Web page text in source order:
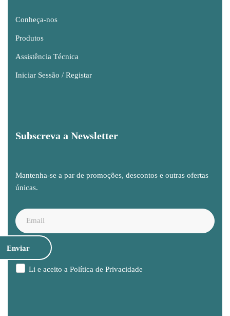
Conheça-nos
Produtos
Assistência Técnica
Iniciar Sessão / Registar
Subscreva a Newsletter
Mantenha-se a par de promoções, descontos e outras ofertas
únicas.
Li e aceito a Política de Privacidade